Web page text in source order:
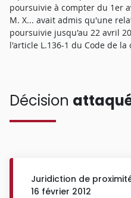
poursuivie à compter du 1er
M. X... avait admis qu'une
poursuivie jusqu'au 22 avril
l'article L.136-1 du Code de la
Décision
Juridiction de
16 février 2012